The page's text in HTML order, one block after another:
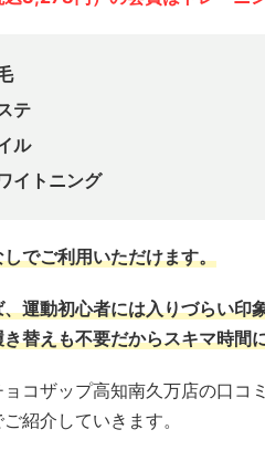
テ
ル
イトニング
でご利用いただけます。
運動初心者には入りづらい印
替えも不要だからスキマ時間
コザップ高知南久万店の口コ
紹介していきます。